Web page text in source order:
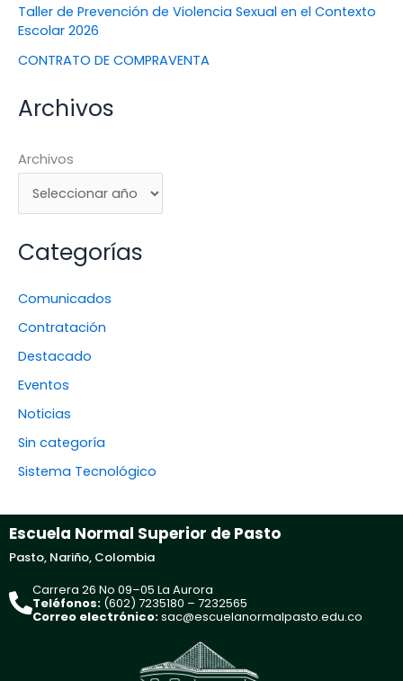
Taller de Prevención de Violencia Sexual en el Contexto
Escolar 2026
CONTRATO DE COMPRAVENTA
Archivos
Archivos
Categorías
Comunicados
Contratación
Destacado
Eventos
Noticias
Sin categoría
Sistema Tecnológico
Escuela Normal Superior de Pasto
Pasto, Nariño, Colombia
Carrera 26 No 09–05 La Aurora
Teléfonos: (602) 7235180 – 7232565
Correo electrónico:sac@escuelanormalpasto.edu.co